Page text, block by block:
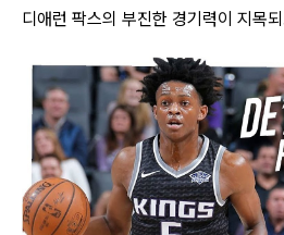
디애런 팍스의 부진한 경기력이 지목